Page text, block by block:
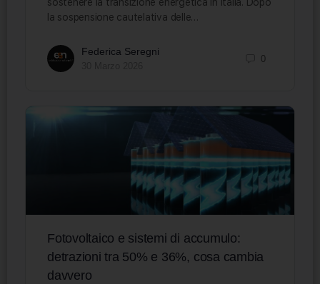
la sospensione cautelativa delle…
Federica Seregni
0
Fotovoltaico e sistemi di accumulo:
detrazioni tra 50% e 36%, cosa cambia
davvero